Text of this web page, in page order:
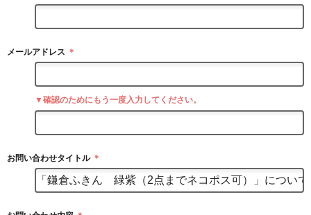
メールアドレス ＊
▼確認のためにもう一度入力してください。
お問い合わせタイトル ＊